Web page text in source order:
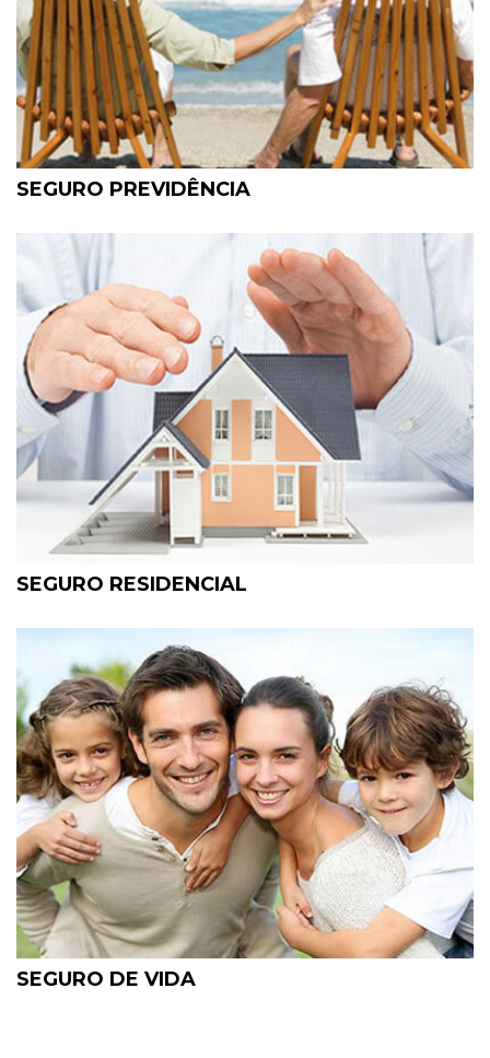
SEGURO PREVIDÊNCIA
SEGURO RESIDENCIAL
SEGURO DE VIDA